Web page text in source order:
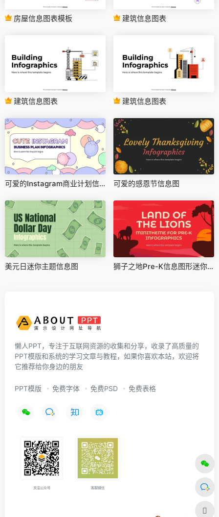
房屋信息图表模板 建筑信息图表
建筑信息图表 建筑信息图表
可爱的Instagram商业计划信息图 可爱的感恩节信息图
美元日迷你主题信息图 狮子之地Pre-K信息图形迷你主题
懒人PPT，专注于互联网资源的收集和分享，收录了高质量的
PPT模版和系统的学习文章与教程，如果你喜欢本站，欢迎将
它推荐给你身边的朋友
PPT模版 免费字体 免费PSD 免费表格
关注公众号 客服微信